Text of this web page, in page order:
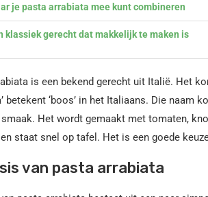
je pasta arrabiata mee kunt combineren
klassiek gerecht dat makkelijk te maken is
is een bekend gerecht uit Italië. Het
betekent ‘boos’ in het Italiaans. Die
Het wordt gemaakt met tomaten,
staat snel op tafel. Het is een goede
van pasta arrabiata